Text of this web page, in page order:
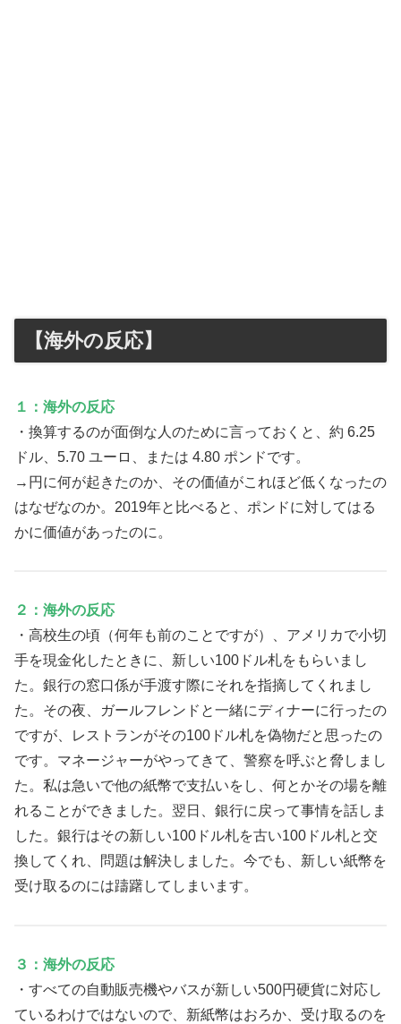
【海外の反応】
１：海外の反応
・換算するのが面倒な人のために言っておくと、約 6.25
ドル、5.70 ユーロ、または 4.80 ポンドです。
→円に何が起きたのか、その価値がこれほど低くなったの
はなぜなのか。2019年と比べると、ポンドに対してはる
かに価値があったのに。
２：海外の反応
・高校生の頃（何年も前のことですが）、アメリカで小切
手を現金化したときに、新しい100ドル札をもらいまし
た。銀行の窓口係が手渡す際にそれを指摘してくれまし
た。その夜、ガールフレンドと一緒にディナーに行ったの
ですが、レストランがその100ドル札を偽物だと思ったの
です。マネージャーがやってきて、警察を呼ぶと脅しまし
た。私は急いで他の紙幣で支払いをし、何とかその場を離
れることができました。翌日、銀行に戻って事情を話しま
した。銀行はその新しい100ドル札を古い100ドル札と交
換してくれ、問題は解決しました。今でも、新しい紙幣を
受け取るのには躊躇してしまいます。
３：海外の反応
・すべての自動販売機やバスが新しい500円硬貨に対応し
ているわけではないので、新紙幣はおろか、受け取るのを